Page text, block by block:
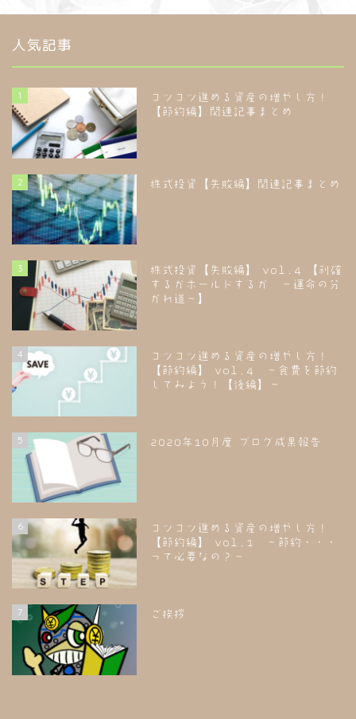
人気記事
1
コツコツ進める資産の増やし方！
【節約編】関連記事まとめ
2 株式投資【失敗編】関連記事まとめ
3
株式投資【失敗編】 vol.4 【利確
するかホールドするか ～運命の分
かれ道～】
4
コツコツ進める資産の増やし方！
【節約編】 vol.4 ～食費を節約
してみよう！【後編】～
5 2020年10月度 ブログ成果報告
6
コツコツ進める資産の増やし方！
【節約編】 vol.1 ～節約・・・
って必要なの？～
7 ご挨拶